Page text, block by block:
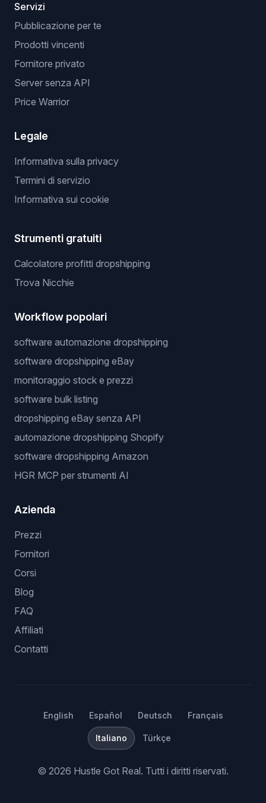
Servizi
Pubblicazione per te
Prodotti vincenti
Fornitore privato
Server senza API
Price Warrior
Legale
Informativa sulla privacy
Termini di servizio
Informativa sui cookie
Strumenti gratuiti
Calcolatore profitti dropshipping
Trova Nicchie
Workflow popolari
software automazione dropshipping
software dropshipping eBay
monitoraggio stock e prezzi
software bulk listing
dropshipping eBay senza API
automazione dropshipping Shopify
software dropshipping Amazon
HGR MCP per strumenti AI
Azienda
Prezzi
Fornitori
Corsi
Blog
FAQ
Affiliati
Contatti
English Español Deutsch Français
Italiano Türkçe
© 2026 Hustle Got Real. Tutti i diritti riservati.